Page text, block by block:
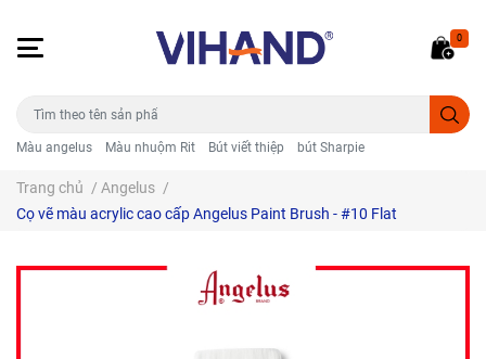
Màu angelus Màu nhuộm Rit Bút viết thiệp bút Sharpie
0
Trang chủ / Angelus /
Cọ vẽ màu acrylic cao cấp Angelus Paint Brush - #10 Flat